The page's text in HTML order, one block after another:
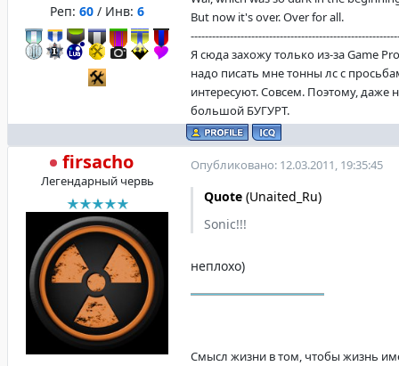
Реп: 60 / Инв: 6
But now it's over. Over for all.
Я сюда захожу только из-за Game
надо писать мне тонны лс с
интересуют. Совсем. Поэтому, даже
большой БУГУРТ.
firsacho
Легендарный червь
Опубликовано: 12.03.2011, 19:35:45
Quote (Unaited_Ru)
Sonic!!!
неплохо)
Смысл жизни в том, чтобы жизнь